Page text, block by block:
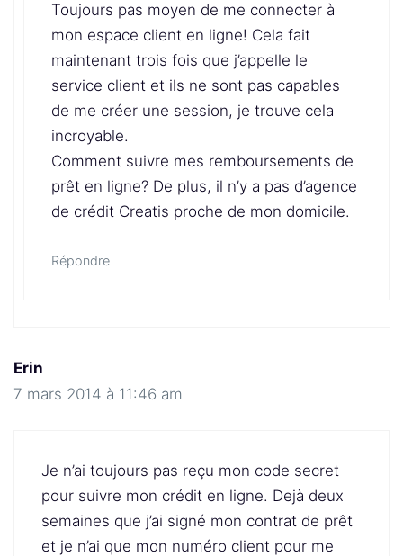
Toujours pas moyen de me connecter à
mon espace client en ligne! Cela fait
maintenant trois fois que j’appelle le
service client et ils ne sont pas capables
de me créer une session, je trouve cela
incroyable.
Comment suivre mes remboursements de
prêt en ligne? De plus, il n’y a pas d’agence
de crédit Creatis proche de mon domicile.
Répondre
Erin
7 mars 2014 à 11:46 am
Je n’ai toujours pas reçu mon code secret
pour suivre mon crédit en ligne. Dejà deux
semaines que j’ai signé mon contrat de prêt
et je n’ai que mon numéro client pour me